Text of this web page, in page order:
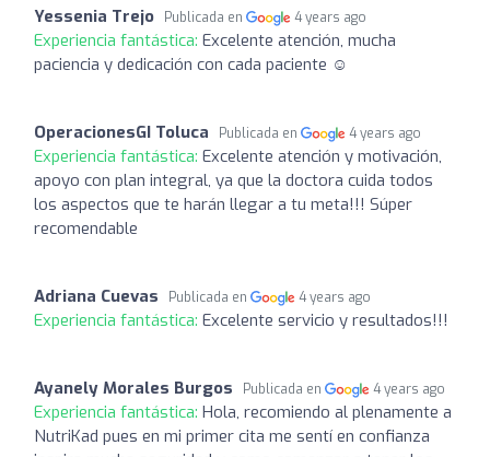
Yessenia Trejo Publicada en 4 years ago
Experiencia fantástica: Excelente atención, mucha
paciencia y dedicación con cada paciente ☺️
OperacionesGI Toluca Publicada en 4 years ago
Experiencia fantástica: Excelente atención y motivación,
apoyo con plan integral, ya que la doctora cuida todos
los aspectos que te harán llegar a tu meta!!! Súper
recomendable
Adriana Cuevas Publicada en 4 years ago
Experiencia fantástica: Excelente servicio y resultados!!!
Ayanely Morales Burgos Publicada en 4 years ago
Experiencia fantástica: Hola, recomiendo al plenamente a
NutriKad pues en mi primer cita me sentí en confianza